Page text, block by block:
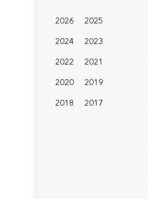
2026
2025
2024
2023
2022
2021
2020
2019
2018
2017